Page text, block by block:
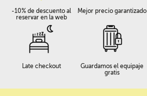
-10% de descuento al
reservar en la web
Mejor precio garantizado
Late checkout
Guardamos el equipaje
gratis